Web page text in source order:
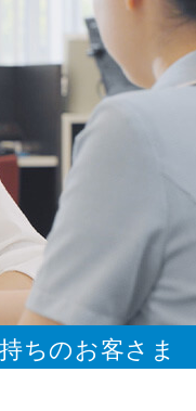
ちのお客さま